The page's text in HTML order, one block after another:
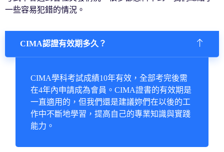
一些容易犯錯的情況。
CIMA認證有效期多久？
CIMA學科考試成績10年有效，全部考完後需
在4年內申請成為會員。CIMA證書的有效期是
一直適用的，但我們還是建議妳們在以後的工
作中不斷地學習，提高自己的專業知識與實踐
能力。